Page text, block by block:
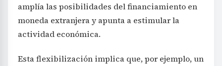
amplía las posibilidades del financiamiento en
moneda extranjera y apunta a estimular la
actividad económica.
Esta flexibilización implica que, por ejemplo, un